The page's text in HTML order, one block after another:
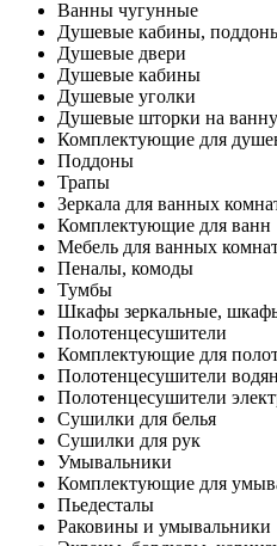
Ванны чугунные
Душевые кабины,
Душевые двери
Душевые кабины
Душевые уголки
Душевые шторки на ванну
Комплектующие для
Поддоны
Трапы
Зеркала для ванных
Комплектующие для ванн
Мебель для ванных
Пеналы, комоды
Тумбы
Шкафы зеркальные,
Полотенцесушители
Комплектующие для
Полотенцесушители
Полотенцесушители
Сушилки для белья
Сушилки для рук
Умывальники
Комплектующие для
Пьедесталы
Раковины и умывальники